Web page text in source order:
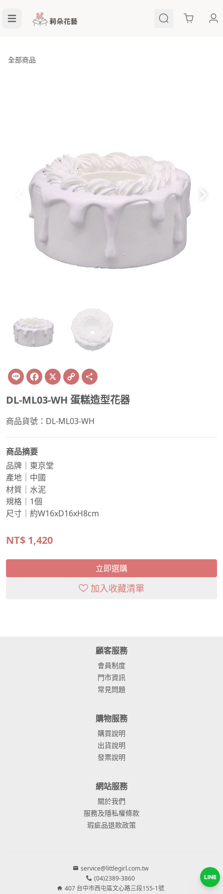
Cart
全部商品
Line Facebook
X Copy
Link
DL-ML03-WH 蛋糕造型花器
商品貨號：DL-ML03-WH
商品摘要
品牌｜東京堂
產地｜中國
材質｜水泥
規格｜1個
尺寸｜約W16xD16xH8cm
NT$ 1,420
立即選購
加入收藏清單
顧客服務
會員制度
門市資訊
常見問題
購物服務
購買說明
出貨說明
發票說明
網站服務
關於我們
服務及隱私權條款
瑕疵品退款政策
service@littlegirl.com.tw
(04)2389-3860
407 台中市西屯區文心路三段155-1號